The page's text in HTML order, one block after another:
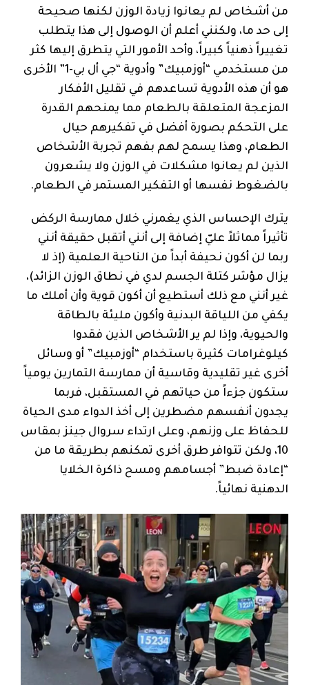
من أشخاص لم يعانوا زيادة الوزن لكنها صحيحة
إلى حد ما، ولكنني أعلم أن الوصول إلى هذا يتطلب
تغييراً ذهنياً كبيراً، وأحد الأمور التي يتطرق إليها كثر
من مستخدمي “أوزمبيك” وأدوية “جي أل بي-1” الأخرى
هو أن هذه الأدوية تساعدهم في تقليل الأفكار
المزعجة المتعلقة بالطعام مما يمنحهم القدرة
على التحكم بصورة أفضل في تفكيرهم حيال
الطعام، وهذا يسمح لهم بفهم تجربة الأشخاص
الذين لم يعانوا مشكلات في الوزن ولا يشعرون
بالضغوط نفسها أو التفكير المستمر في الطعام.
يترك الإحساس الذي يغمرني خلال ممارسة الركض
تأثيراً مماثلاً عليّ إضافة إلى أنني أتقبل حقيقة أنني
ربما لن أكون نحيفة أبداً من الناحية العلمية (إذ لا
يزال مؤشر كتلة الجسم لدي في نطاق الوزن الزائد)،
غير أنني مع ذلك أستطيع أن أكون قوية وأن أملك ما
يكفي من اللياقة البدنية وأكون مليئة بالطاقة
والحيوية، وإذا لم ير الأشخاص الذين فقدوا
كيلوغرامات كثيرة باستخدام “أوزمبيك” أو وسائل
أخرى غير تقليدية وقاسية أن ممارسة التمارين يومياً
ستكون جزءاً من حياتهم في المستقبل، فربما
يجدون أنفسهم مضطرين إلى أخذ الدواء مدى الحياة
للحفاظ على وزنهم، وعلى ارتداء سروال جينز بمقاس
10، ولكن تتوافر طرق أخرى تمكنهم بطريقة ما من
“إعادة ضبط” أجسامهم ومسح ذاكرة الخلايا
الدهنية نهائياً.